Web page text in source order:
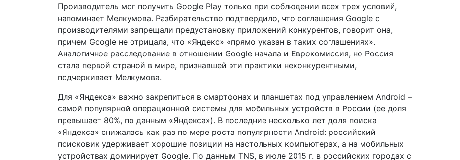
Производитель мог получить Google Play только при соблюдении всех трех условий,
напоминает Мелкумова. Разбирательство подтвердило, что соглашения Google с
производителями запрещали предустановку приложений конкурентов, говорит она,
причем Google не отрицала, что «Яндекс» «прямо указан в таких соглашениях».
Аналогичное расследование в отношении Google начала и Еврокомиссия, но Россия
стала первой страной в мире, признавшей эти практики неконкурентными,
подчеркивает Мелкумова.
Для «Яндекса» важно закрепиться в смартфонах и планшетах под управлением Android –
самой популярной операционной системы для мобильных устройств в России (ее доля
превышает 80%, по данным «Яндекса»). В последние несколько лет доля поиска
«Яндекса» снижалась как раз по мере роста популярности Android: российский
поисковик удерживает хорошие позиции на настольных компьютерах, а на мобильных
устройствах доминирует Google. По данным TNS, в июле 2015 г. в российских городах с